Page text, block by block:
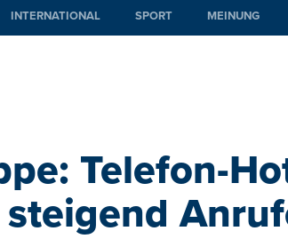
INTERNATIONAL SPORT MEINUNG
Telefon-
steigend